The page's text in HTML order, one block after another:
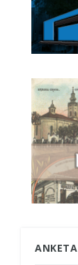
ANKETA